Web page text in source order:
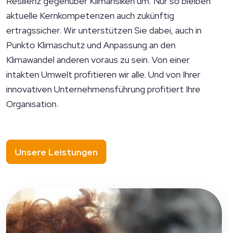
aktuelle Kernkompetenzen auch zukünftig
ertragssicher. Wir unterstützen Sie dabei, auch in
Punkto Klimaschutz und Anpassung an den
Klimawandel anderen voraus zu sein. Von einer
intakten Umwelt profitieren wir alle. Und von Ihrer
innovativen Unternehmensführung profitiert Ihre
Organisation.
Unsere Leistungen